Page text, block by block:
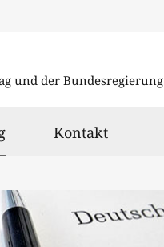
und der Bundesregierung
ausgewählt
Kontakt